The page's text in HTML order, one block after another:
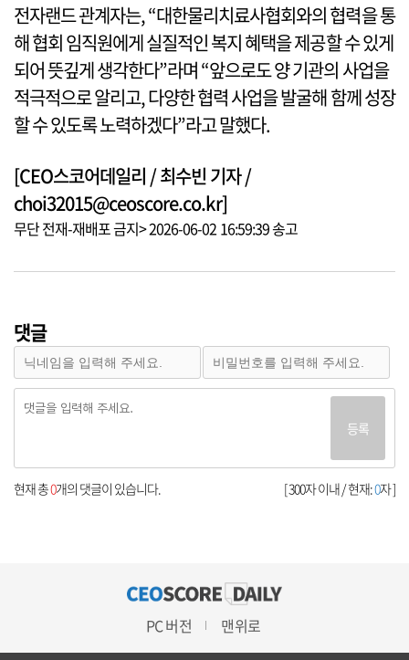
전자랜드 관계자는, “대한물리치료사협회와의 협력을 통
해 협회 임직원에게 실질적인 복지 혜택을 제공할 수 있게
되어 뜻깊게 생각한다”라며 “앞으로도 양 기관의 사업을
적극적으로 알리고, 다양한 협력 사업을 발굴해 함께 성장
할 수 있도록 노력하겠다”라고 말했다.
[CEO스코어데일리 / 최수빈 기자 /
choi32015@ceoscore.co.kr]
무단 전재-재배포 금지> 2026-06-02 16:59:39 송고
댓글
등록
[ 300자 이내 / 현재:0자 ]
현재 총0개의 댓글이 있습니다.
PC 버전 맨위로